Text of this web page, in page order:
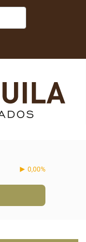
0,00%